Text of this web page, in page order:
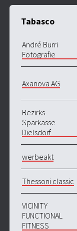
Tabasco
André Burri
Fotografie
Axanova AG
Bezirks-
Sparkasse
Dielsdorf
werbeakt
Thessoni classic
VICINITY
FUNCTIONAL
FITNESS